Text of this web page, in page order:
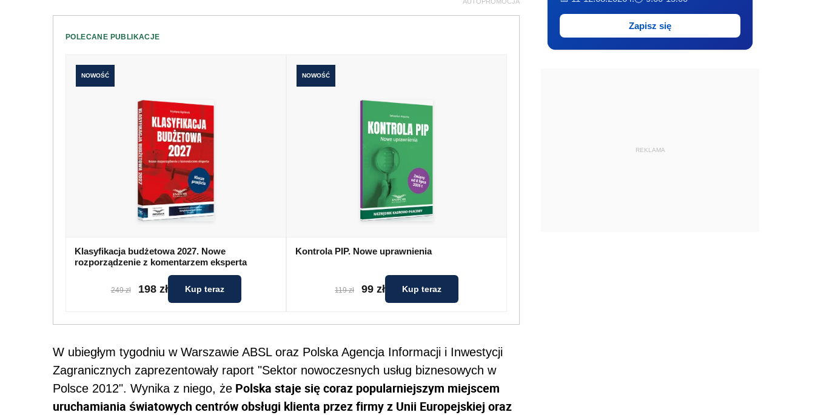
POLECANE PUBLIKACJE
NOWOŚĆ
Klasyfikacja budżetowa 2027. Nowe
rozporządzenie z komentarzem eksperta
249 zł 198 zł Kup teraz
NOWOŚĆ
Kontrola PIP. Nowe uprawnienia
119 zł 99 zł Kup teraz
W ubiegłym tygodniu w Warszawie ABSL oraz Polska Agencja Informacji i Inwestycji
Zagranicznych zaprezentowały raport "Sektor nowoczesnych usług biznesowych w
Polsce 2012". Wynika z niego, że Polska staje się coraz popularniejszym miejscem
uruchamiania światowych centrów obsługi klienta przez firmy z Unii Europejskiej oraz
Zapisz się
REKLAMA